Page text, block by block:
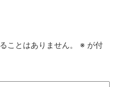
ことはありません。 ※ が付